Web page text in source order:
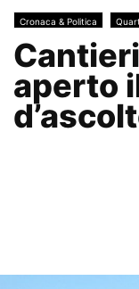
Cronaca & Politica
aperto